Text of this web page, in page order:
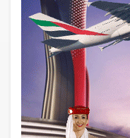
Emirates
15 saat önce
için